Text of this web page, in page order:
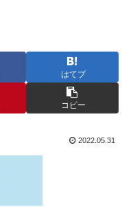
はてブ
コピー
2022.05.31